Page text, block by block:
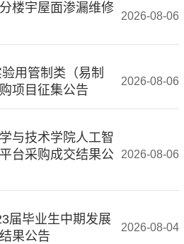
楼宇屋面渗漏维修
2026-08-06
用管制类（易制
项目征集公告
2026-08-06
与技术学院人工智
台采购成交结果公
2026-08-06
届毕业生中期发展
果公告
2026-08-04